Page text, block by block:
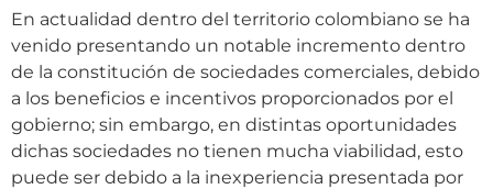
En actualidad dentro del territorio colombiano se ha
venido presentando un notable incremento dentro
de la constitución de sociedades comerciales, debido
a los beneficios e incentivos proporcionados por el
gobierno; sin embargo, en distintas oportunidades
dichas sociedades no tienen mucha viabilidad, esto
puede ser debido a la inexperiencia presentada por